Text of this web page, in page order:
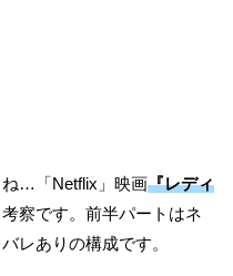
ね…「Netflix」映画『レディ
察です。前半パートはネ
レありの構成です。